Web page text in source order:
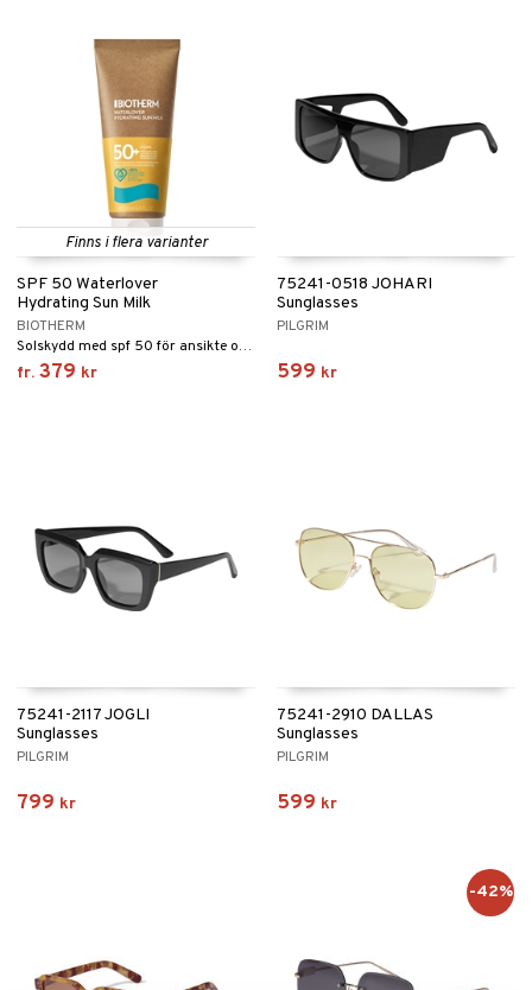
Finns i flera varianter
SPF 50 Waterlover
Hydrating Sun Milk
BIOTHERM
Solskydd med spf 50 för ansikte och kropp, för hela familjen från Biotherm
fr. 379 kr
75241-0518 JOHARI
Sunglasses
PILGRIM
599 kr
75241-2117 JOGLI
Sunglasses
PILGRIM
799 kr
75241-2910 DALLAS
Sunglasses
PILGRIM
599 kr
-42%